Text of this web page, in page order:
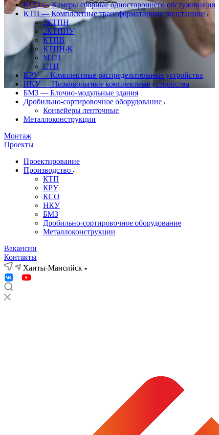
КСО — Камеры сборные одностороннего обслуживания
КТП — Комплектные трансформаторные подстанции
2КТПН
2КТПНУ
КТПВ
КТПН-К
МТП
СТП
КРУ — Комплектные распределительные устройства
НКУ — Низковольтные комплектные устройства
БМЗ — Блочно-модульные здания
Дробильно-сортировочное оборудование
Конвейеры ленточные
Металлоконструкции
Монтаж
Проекты
Проектирование
Производство
КТП
КРУ
КСО
НКУ
БМЗ
Дробильно-сортировочное оборудование
Металлоконструкции
Вакансии
Контакты
Ханты-Мансийск